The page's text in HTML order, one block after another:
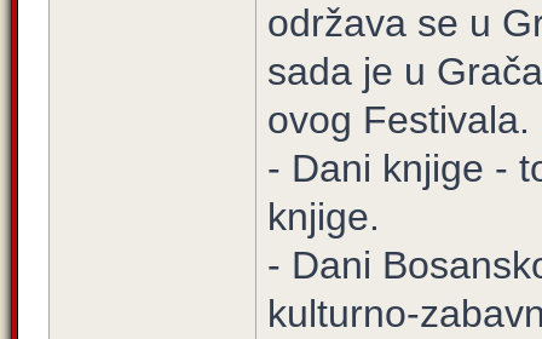
održava se u
sada je u
ovog Festivala.
- Dani knjige -
knjige.
- Dani
kulturno-